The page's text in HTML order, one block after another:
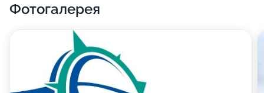
Фотогалерея